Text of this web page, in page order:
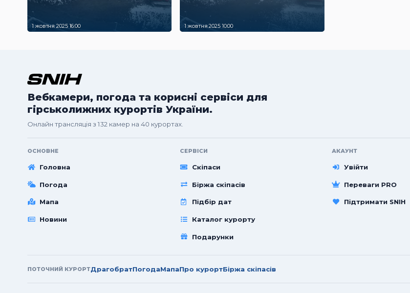
1 жовтня 2025 16:00 1 жовтня 2025 10:00
Вебкамери, погода та корисні сервіси для
гірськолижних курортів України.
Онлайн трансляція з 132 камер на 40 курортах.
ОСНОВНЕ
Головна
Погода
Мапа
Новини
СЕРВІСИ
Скіпаси
Біржа скіпасів
Підбір дат
Каталог курорту
Подарунки
АКАУНТ
Увійти
Переваги PRO
Підтримати SNIH
ПОТОЧНИЙ КУРОРТДрагобратПогодаМапаПро курортБіржа скіпасів